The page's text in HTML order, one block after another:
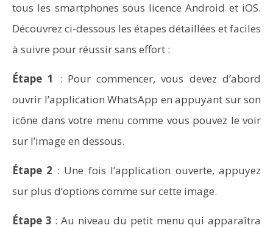
Aspirateurs Xiaomi : Top 11 des meilleurs modèles de
tous les smartphones sous licence Android et iOS.
Découvrez ci-dessous les étapes détaillées et faciles
à suivre pour réussir sans effort :
Étape 1
: Pour commencer, vous devez d’abord
ouvrir l’application WhatsApp en appuyant sur son
icône dans votre menu comme vous pouvez le voir
sur l’image en dessous.
Étape 2 : Une fois l’application ouverte, appuyez
sur plus d’options comme sur cette image.
Étape 3 : Au niveau du petit menu qui apparaîtra